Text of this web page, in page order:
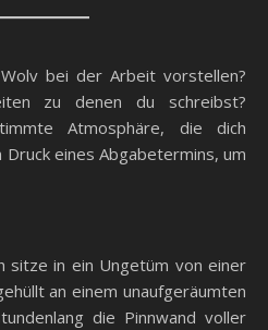
bei der Arbeit vorstellen?
zu denen du schreibst?
Atmosphäre, die dich
eines Abgabetermins, um
sitze in ein Ungetüm von einer
an einem unaufgeräumten
die Pinnwand voller